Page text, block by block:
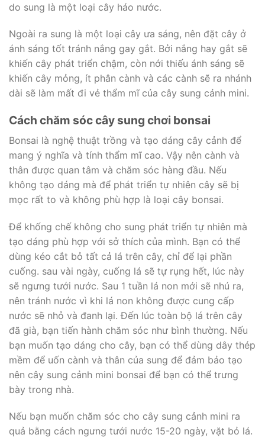
do sung là một loại cây háo nước.
Ngoài ra sung là một loại cây ưa sáng, nên đặt cây ở
ánh sáng tốt tránh nắng gay gắt. Bởi nắng hay gắt sẽ
khiến cây phát triển chậm, còn nới thiếu ánh sáng sẽ
khiến cây mỏng, ít phân cành và các cành sẽ ra nhánh
dài sẽ làm mất đi vẻ thẩm mĩ của cây sung cảnh mini.
Cách chăm sóc cây sung chơi bonsai
Bonsai là nghệ thuật trồng và tạo dáng cây cảnh để
mang ý nghĩa và tính thẩm mĩ cao. Vậy nên cành và
thân được quan tâm và chăm sóc hàng đầu. Nếu
không tạo dáng mà để phát triển tự nhiên cây sẽ bị
mọc rất to và không phù hợp là loại cây bonsai.
Để khống chế không cho sung phát triển tự nhiên mà
tạo dáng phù hợp với sở thích của mình. Bạn có thể
dùng kéo cắt bỏ tất cả lá trên cây, chỉ để lại phần
cuống. sau vài ngày, cuống lá sẽ tự rụng hết, lúc này
sẽ ngưng tưới nước. Sau 1 tuần lá non mới sẽ nhú ra,
nên tránh nước vì khi lá non không được cung cấp
nước sẽ nhỏ và đanh lại. Đến lúc toàn bộ lá trên cây
đã già, bạn tiến hành chăm sóc như bình thường. Nếu
bạn muốn tạo dáng cho cây, bạn có thể dùng dây thép
mềm để uốn cành và thân của sung để đảm bảo tạo
nên cây sung cảnh mini bonsai để bạn có thể trưng
bày trong nhà.
Nếu bạn muốn chăm sóc cho cây sung cảnh mini ra
quả bằng cách ngưng tưới nước 15-20 ngày, vặt bỏ lá.